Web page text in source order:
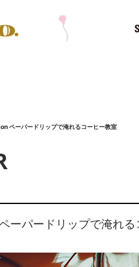
ペーパードリップで淹れるコーヒー教室
ーパードリップで淹れる